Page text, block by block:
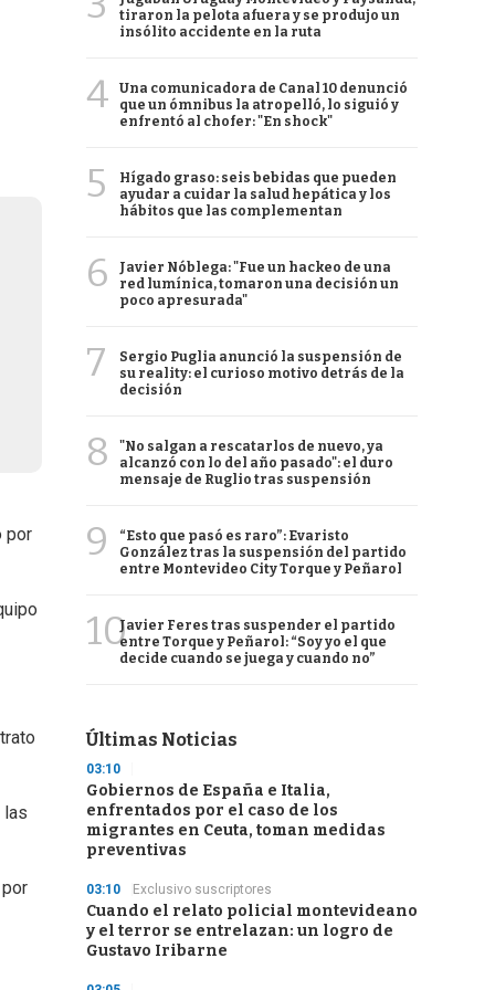
por
las
tiraron la pelota afuera y se produjo un
insólito accidente en la ruta
4
Una comunicadora de Canal 10 denunció
que un ómnibus la atropelló, lo siguió y
enfrentó al chofer: "En shock"
5
Hígado graso: seis bebidas que pueden
ayudar a cuidar la salud hepática y los
hábitos que las complementan
6
Javier Nóblega: "Fue un hackeo de una
red lumínica, tomaron una decisión un
poco apresurada"
7
Sergio Puglia anunció la suspensión de
su reality: el curioso motivo detrás de la
decisión
8
"No salgan a rescatarlos de nuevo, ya
alcanzó con lo del año pasado": el duro
mensaje de Ruglio tras suspensión
9
“Esto que pasó es raro”: Evaristo
González tras la suspensión del partido
entre Montevideo City Torque y Peñarol
10Javier Feres tras suspender el partido
entre Torque y Peñarol: “Soy yo el que
decide cuando se juega y cuando no”
Últimas Noticias
03:10
Gobiernos de España e Italia,
enfrentados por el caso de los
migrantes en Ceuta, toman medidas
preventivas
03:10 Exclusivo suscriptores
Cuando el relato policial montevideano
y el terror se entrelazan: un logro de
Gustavo Iribarne